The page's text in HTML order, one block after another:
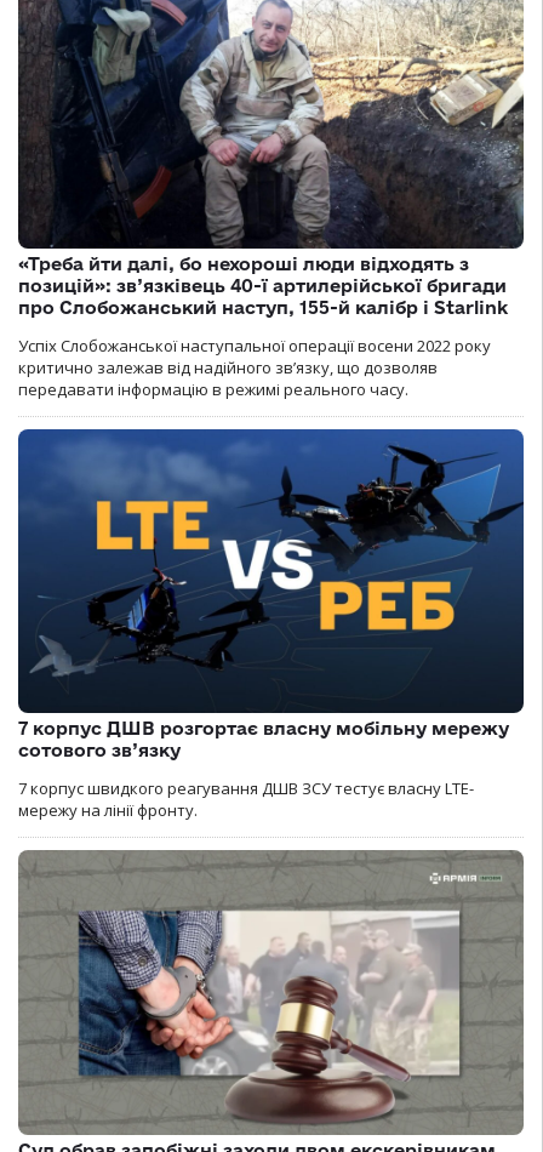
«Треба йти далі, бо нехороші люди відходять з
позицій»: зв’язківець 40-ї артилерійської бригади
про Слобожанський наступ, 155-й калібр і Starlink
Успіх Слобожанської наступальної операції восени 2022 року
критично залежав від надійного зв’язку, що дозволяв
передавати інформацію в режимі реального часу.
7 корпус ДШВ розгортає власну мобільну мережу
сотового зв’язку
7 корпус швидкого реагування ДШВ ЗСУ тестує власну LTE-
мережу на лінії фронту.